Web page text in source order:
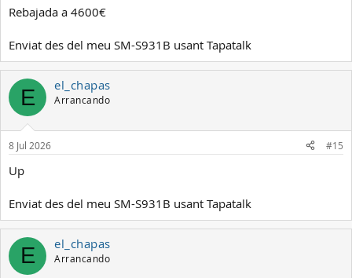
Rebajada a 4600€
Enviat des del meu SM-S931B usant Tapatalk
E el_chapas
Arrancando
8 Jul 2026 #15
Up
Enviat des del meu SM-S931B usant Tapatalk
E el_chapas
Arrancando